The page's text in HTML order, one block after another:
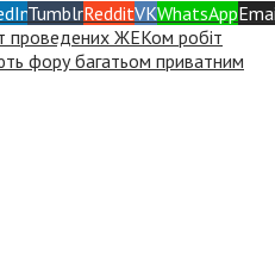
TumblrRedditVKWhatsApp
проведених ЖЕКом робіт
фору багатьом приватним